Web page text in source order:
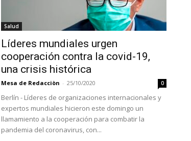
Salud
Líderes mundiales urgen
cooperación contra la covid-19,
una crisis histórica
Mesa de Redacciòn - 25/10/2020 0
Berlín - Líderes de organizaciones internacionales y
expertos mundiales hicieron este domingo un
llamamiento a la cooperación para combatir la
pandemia del coronavirus, con...